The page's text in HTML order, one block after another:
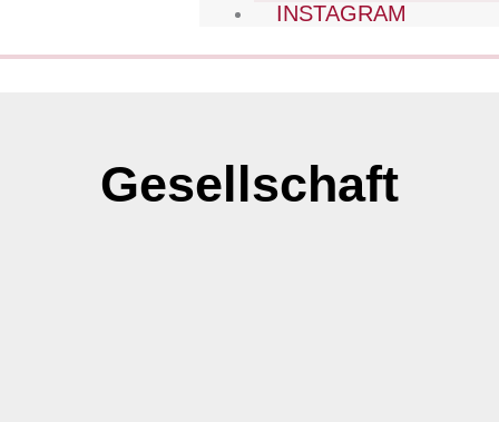
INSTAGRAM
Gesellschaft